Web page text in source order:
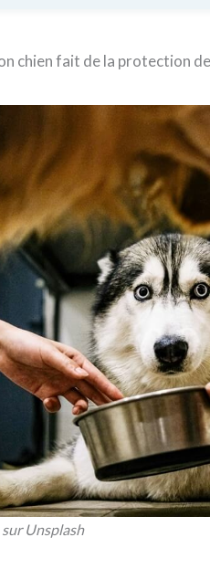
chien fait de la protection
Unsplash